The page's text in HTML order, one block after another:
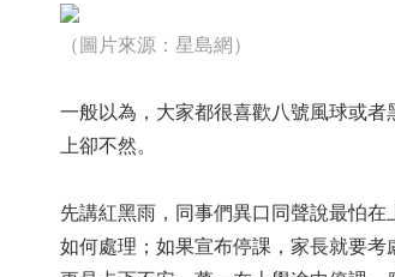
（圖片來源：星島網）
一般以為，大家都很喜歡八號風球或
上卻不然。
先講紅黑雨，同事們異口同聲說最怕
如何處理；如果宣布停課，家長就要